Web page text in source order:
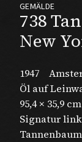
738
New
GEMÄLDE
1947
Öl auf
95,4 × 35,9 cm
Signatur